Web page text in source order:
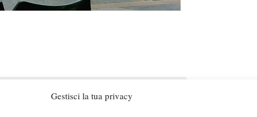
Gestisci la tua privacy